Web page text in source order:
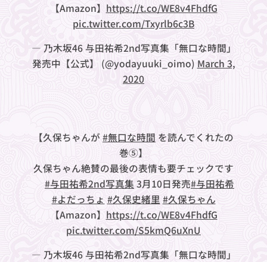
【Amazon】 https://t.co/WE8v4FhdfG
pic.twitter.com/Txyrlb6c3B
— 乃木坂46 与田祐希2nd写真集「無口な時間」
発売中【公式】 (@yodayuuki_oimo) March 3,
2020
【久保ちゃんが#無口な時間 を読んでくれたの
巻⑤】
久保ちゃん絶賛の最後の表情も要チェックです
#与田祐希2nd写真集 3月10日発売#与田祐希
#よだっちょ #久保史緒里 #久保ちゃん
【Amazon】 https://t.co/WE8v4FhdfG
pic.twitter.com/S5kmQ6uXnU
— 乃木坂46 与田祐希2nd写真集「無口な時間」